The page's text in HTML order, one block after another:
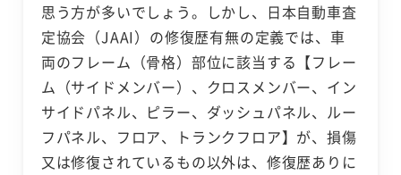
思う方が多いでしょう。しかし、日本自動車査
定協会（JAAI）の修復歴有無の定義では、車
両のフレーム（骨格）部位に該当する【フレー
ム（サイドメンバー）、クロスメンバー、イン
サイドパネル、ピラー、ダッシュパネル、ルー
フパネル、フロア、トランクフロア】が、損傷
又は修復されているもの以外は、修復歴ありに